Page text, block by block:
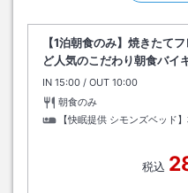
【1泊朝食のみ】焼きたて
ど人気のこだわり朝食バイ
IN チェックイン
15:00 / OUT チェックアウト
10:00
朝食のみ
【快眠提供 シモンズベッド
税込